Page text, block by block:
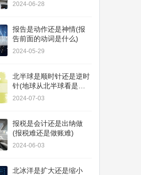
2024-06-28
报告是动作还是神情(报
告前面的动词是什么)
2024-05-29
北半球是顺时针还是逆时
针(地球从北半球看是顺
时针)
2024-07-03
报税是会计还是出纳做
(报税难还是做账难)
2024-06-03
北冰洋是扩大还是缩小